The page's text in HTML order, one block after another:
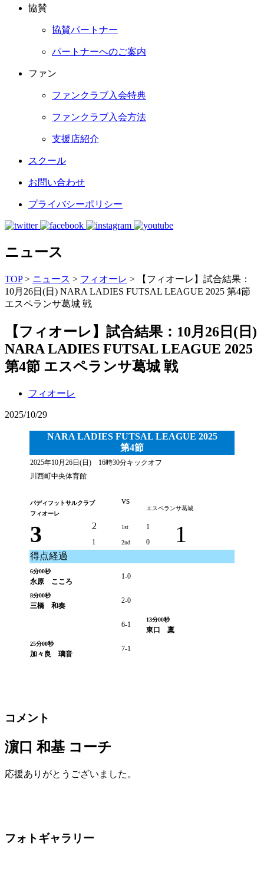
協賛
協賛パートナー
パートナーへのご案内
ファン
ファンクラブ入会特典
ファンクラブ入会方法
支援店紹介
スクール
お問い合わせ
プライバシーポリシー
ニュース
TOP> ニュース > フィオーレ >
【フィオーレ】試合結果：
10月26日(日) NARA LADIES FUTSAL LEAGUE 2025 第4節
エスペランサ葛城 戦
【フィオーレ】試合結果：10月26日(日)
NARA LADIES FUTSAL LEAGUE 2025
第4節 エスペランサ葛城 戦
フィオーレ
2025/10/29
NARA LADIES FUTSAL LEAGUE 2025
第4節
2025年10月26日(日) 16時30分キックオフ
川西町中央体育館
vs
バディフットサルクラブ
フィオーレ
エスペランサ葛城
3 2 1st 1 1
1 2nd 0
得点経過
6分00秒
永原 こころ
1-0
8分00秒
三橋 和奏
2-0
6-1
13分00秒
東口 稟
25分00秒
加々良 璃音
7-1
コメント
濵口 和基 コーチ
応援ありがとうございました。
フォトギャラリー